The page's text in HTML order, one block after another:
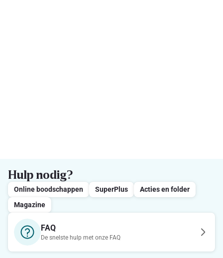
Hulp nodig?
Online boodschappen SuperPlus
Acties en folder
Magazine
FAQ
De snelste hulp met onze FAQ